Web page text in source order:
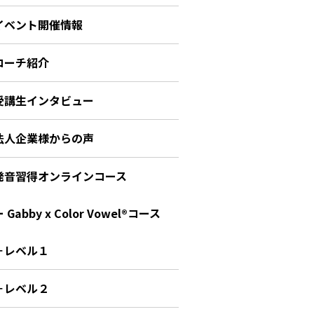
ベント開催情報
ーチ紹介
講生インタビュー
人企業様からの声
音習得オンラインコース
Gabby x Color Vowel®︎コース
レベル１
レベル２